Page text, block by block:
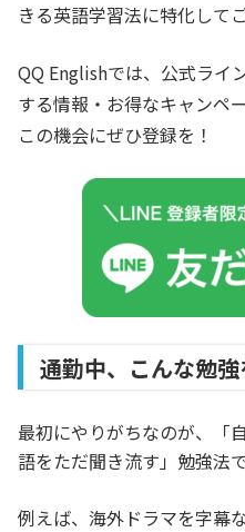
きる英語学習法に特化して
QQ Englishでは、公式ライ
する情報・お得なキャンペ
この機会にぜひ登録を！
通勤中、こんな勉
最初にやりがちなのが、「
語をただ聞き流す」勉強法で
例えば、海外ドラマを字幕